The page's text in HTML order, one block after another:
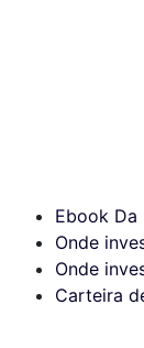
Ebook
Onde
Onde
Carteira